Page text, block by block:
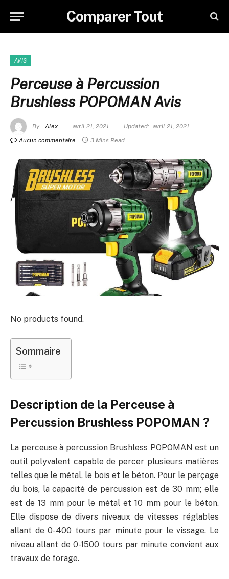
Comparer Tout
AVIS
Perceuse à Percussion
Brushless POPOMAN Avis
By Alex avril 21, 2021 Updated: avril 21, 2021
Aucun commentaire
3 Mins Read
No products found.
Sommaire
Description de la Perceuse à
Percussion Brushless POPOMAN ?
La perceuse à percussion Brushless POPOMAN est un
outil polyvalent capable de percer plusieurs matières
telles que le métal, le bois et le béton. Pour le perçage
du bois, la capacité de percussion est de 30 mm; elle
est de 13 mm pour le métal et 10 mm pour le béton.
Elle dispose de divers niveaux de vitesses réglables
allant de 0-400 tours par minute pour le vissage. Le
niveau allant de 0-1500 tours par minute convient aux
travaux de forage.